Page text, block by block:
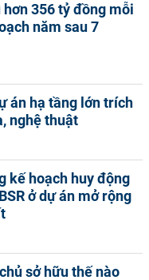
356 tỷ đồng mỗi
năm sau 7
án hạ tầng lớn trích
nghệ thuật
kế hoạch huy động
ở dự án mở rộng
sở hữu thế nào